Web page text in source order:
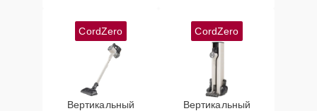
CordZero
Вертикальный
CordZero
Вертикальный